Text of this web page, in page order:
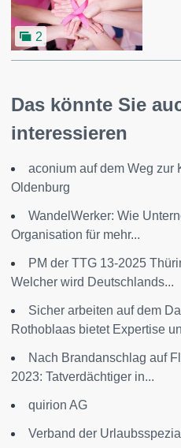
2
Das könnte Sie
interessieren
aconium auf dem Weg zur
Oldenburg
WandelWerker: Wie
Organisation für mehr...
PM der TTG 13-2025
Welcher wird Deutschlands...
Sicher arbeiten auf dem
Rothoblaas bietet Expertise
Nach Brandanschlag auf
2023: Tatverdächtiger in...
quirion AG
Verband der